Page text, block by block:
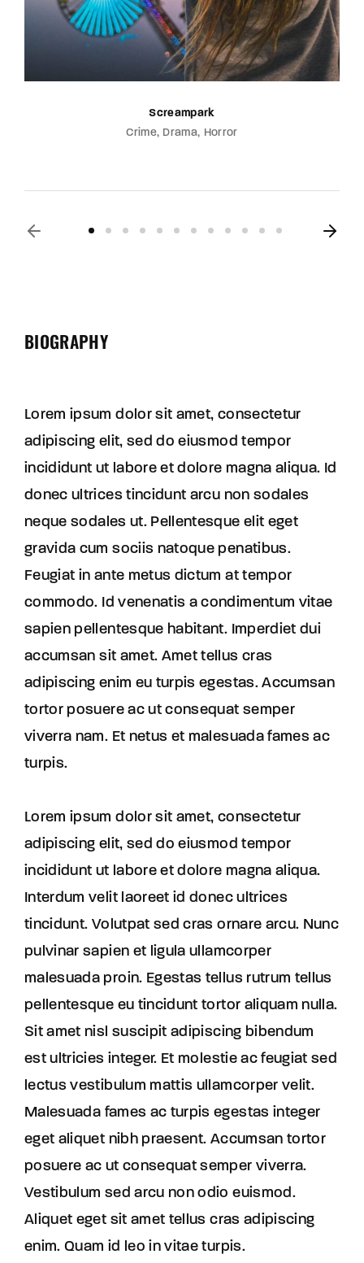
Screampark
Crime Drama Horror
BIOGRAPHY
Lorem ipsum dolor sit amet, consectetur
adipiscing elit, sed do eiusmod tempor
incididunt ut labore et dolore magna aliqua. Id
donec ultrices tincidunt arcu non sodales
neque sodales ut. Pellentesque elit eget
gravida cum sociis natoque penatibus.
Feugiat in ante metus dictum at tempor
commodo. Id venenatis a condimentum vitae
sapien pellentesque habitant. Imperdiet dui
accumsan sit amet. Amet tellus cras
adipiscing enim eu turpis egestas. Accumsan
tortor posuere ac ut consequat semper
viverra nam. Et netus et malesuada fames ac
turpis.
Lorem ipsum dolor sit amet, consectetur
adipiscing elit, sed do eiusmod tempor
incididunt ut labore et dolore magna aliqua.
Interdum velit laoreet id donec ultrices
tincidunt. Volutpat sed cras ornare arcu. Nunc
pulvinar sapien et ligula ullamcorper
malesuada proin. Egestas tellus rutrum tellus
pellentesque eu tincidunt tortor aliquam nulla.
Sit amet nisl suscipit adipiscing bibendum
est ultricies integer. Et molestie ac feugiat sed
lectus vestibulum mattis ullamcorper velit.
Malesuada fames ac turpis egestas integer
eget aliquet nibh praesent. Accumsan tortor
posuere ac ut consequat semper viverra.
Vestibulum sed arcu non odio euismod.
Aliquet eget sit amet tellus cras adipiscing
enim. Quam id leo in vitae turpis.